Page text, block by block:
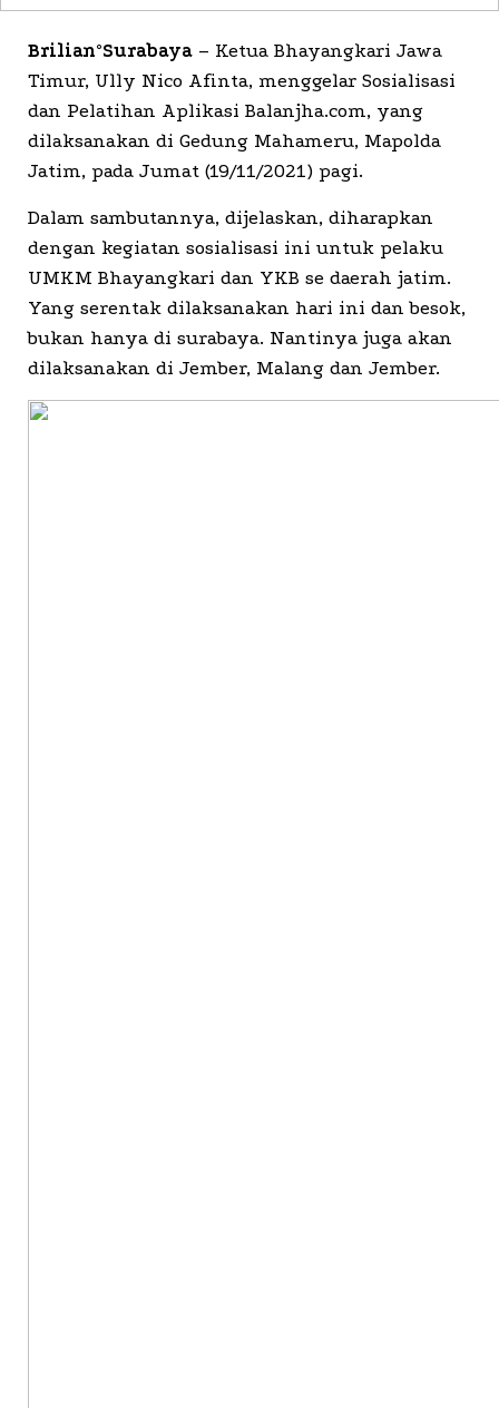
Brilian°Surabaya – Ketua Bhayangkari Jawa
Timur, Ully Nico Afinta, menggelar Sosialisasi
dan Pelatihan Aplikasi Balanjha.com, yang
dilaksanakan di Gedung Mahameru, Mapolda
Jatim, pada Jumat (19/11/2021) pagi.
Dalam sambutannya, dijelaskan, diharapkan
dengan kegiatan sosialisasi ini untuk pelaku
UMKM Bhayangkari dan YKB se daerah jatim.
Yang serentak dilaksanakan hari ini dan besok,
bukan hanya di surabaya. Nantinya juga akan
dilaksanakan di Jember, Malang dan Jember.